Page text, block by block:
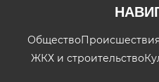
ОбществоПроисшествия
ЖКХ и строительство